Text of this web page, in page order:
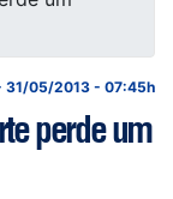
31/05/2013 - 07:45h
perde um